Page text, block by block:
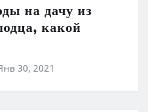
на дачу из
какой
30, 2021